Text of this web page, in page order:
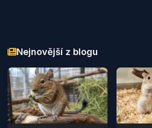
Nejnovější z blogu